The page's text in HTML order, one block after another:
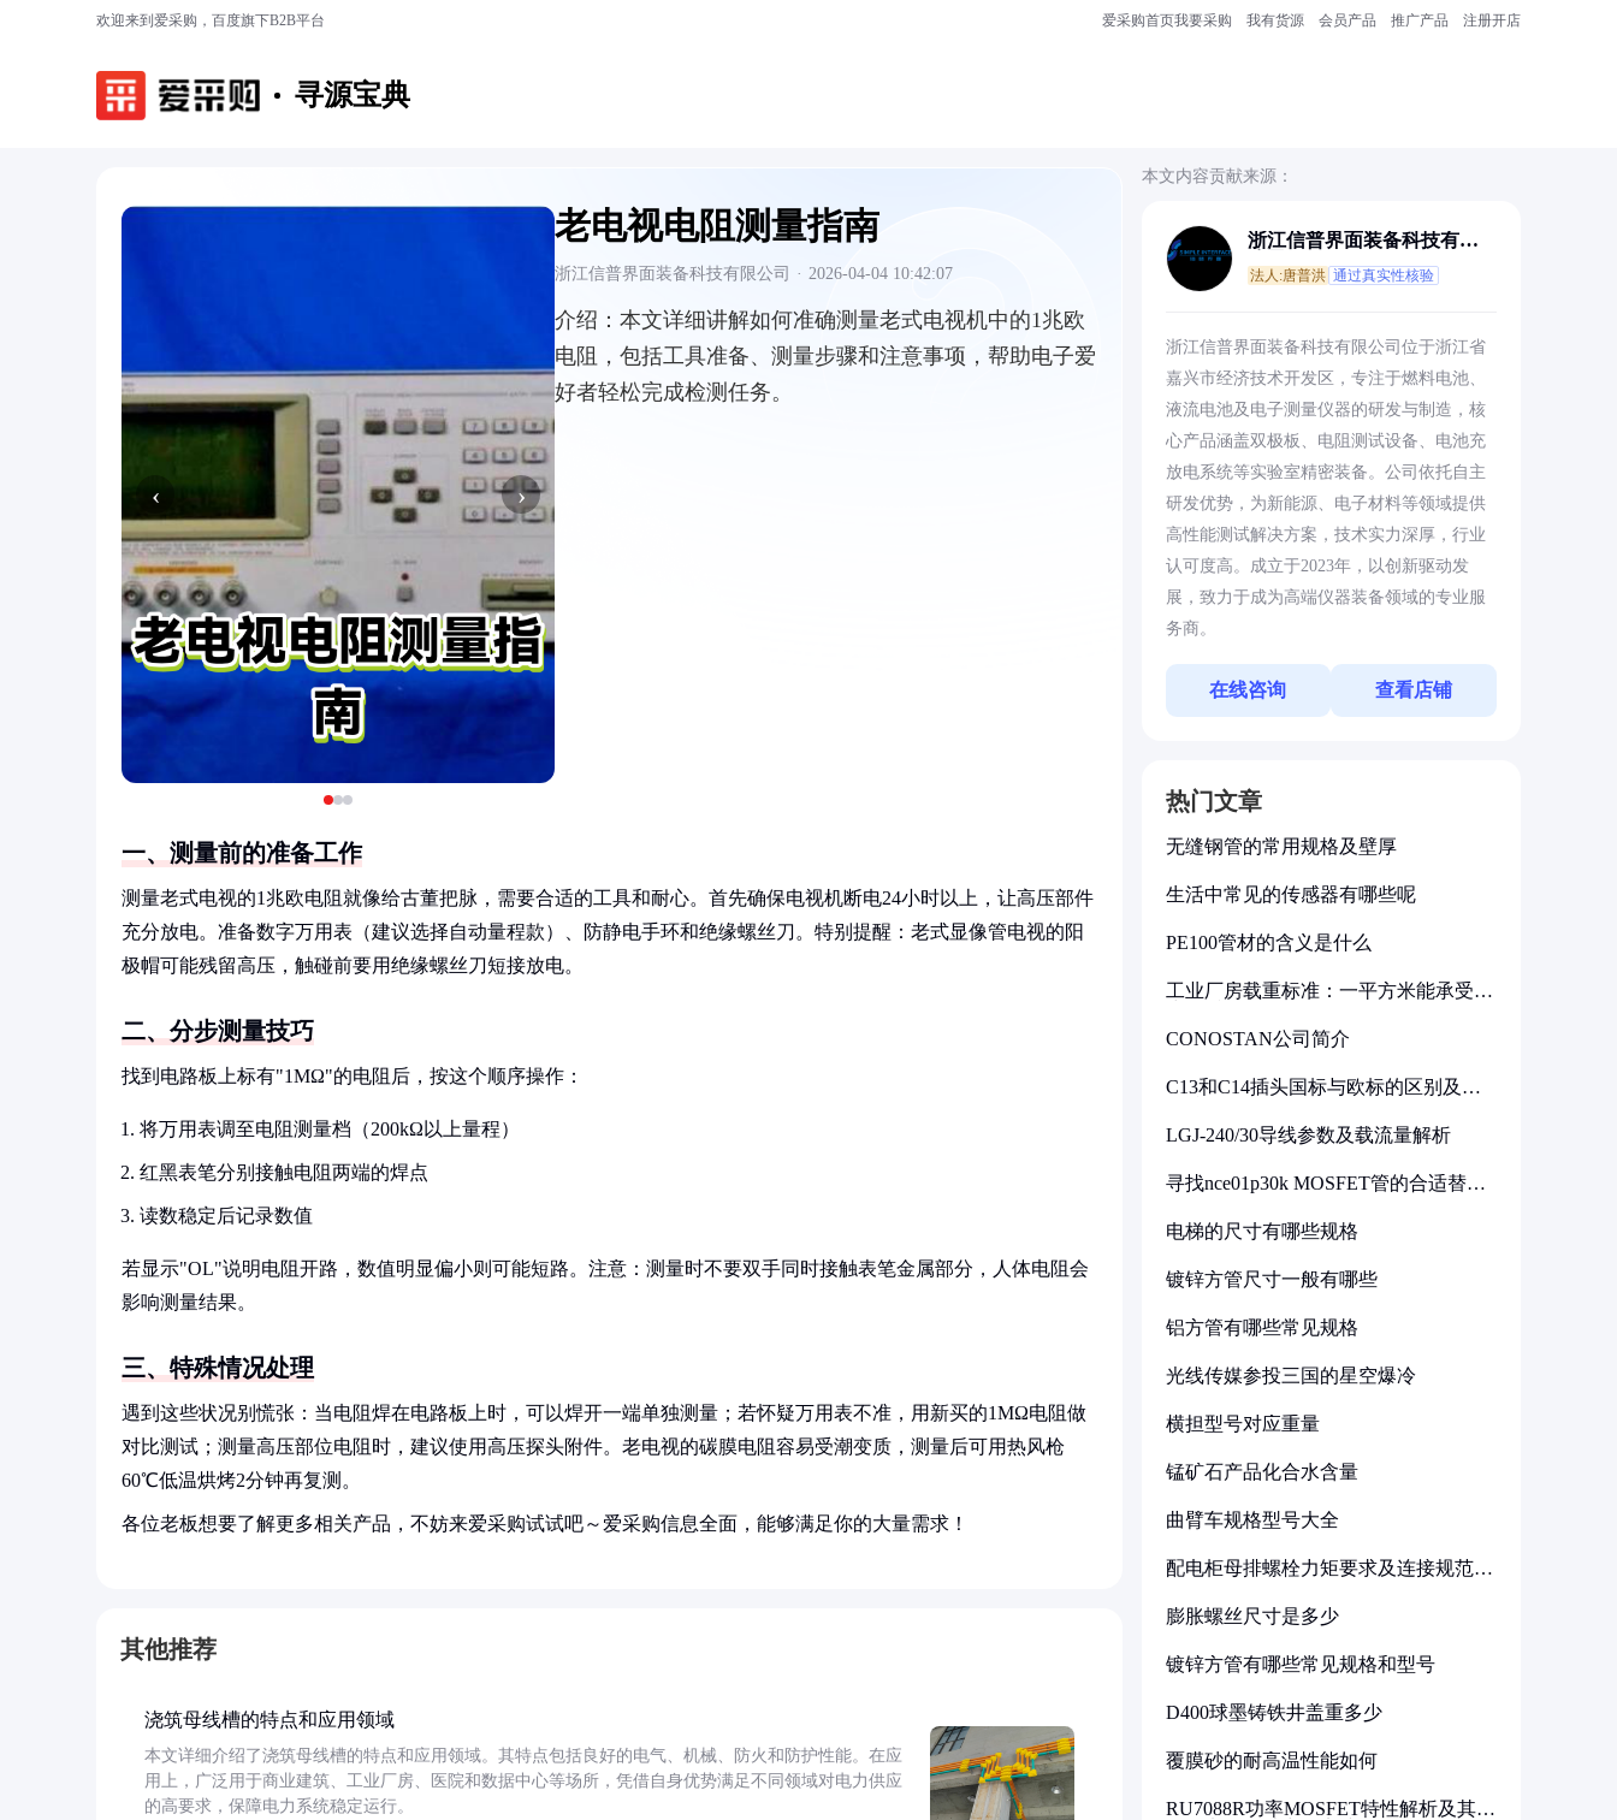
欢迎来到爱采购，百度旗下B2B平台 爱采购首页我要采购 我有货源 会员产品 推广产品 注册开店
寻源宝典
‹ ›
老电视电阻测量指南
浙江信普界面装备科技有限公司 · 2026-04-04 10:42:07
介绍： 本文详细讲解如何准确测量老式电视机中的1兆欧
电阻，包括工具准备、测量步骤和注意事项，帮助电子爱
好者轻松完成检测任务。
一、测量前的准备工作
测量老式电视的1兆欧电阻就像给古董把脉，需要合适的工具和耐心。首先确保电视机断电24小时以上，让高压部件
充分放电。准备数字万用表（建议选择自动量程款）、防静电手环和绝缘螺丝刀。特别提醒：老式显像管电视的阳
极帽可能残留高压，触碰前要用绝缘螺丝刀短接放电。
二、分步测量技巧
找到电路板上标有"1MΩ"的电阻后，按这个顺序操作：
将万用表调至电阻测量档（200kΩ以上量程）
红黑表笔分别接触电阻两端的焊点
读数稳定后记录数值
若显示"OL"说明电阻开路，数值明显偏小则可能短路。注意：测量时不要双手同时接触表笔金属部分，人体电阻会
影响测量结果。
三、特殊情况处理
遇到这些状况别慌张：当电阻焊在电路板上时，可以焊开一端单独测量；若怀疑万用表不准，用新买的1MΩ电阻做
对比测试；测量高压部位电阻时，建议使用高压探头附件。老电视的碳膜电阻容易受潮变质，测量后可用热风枪
60℃低温烘烤2分钟再复测。
各位老板想要了解更多相关产品，不妨来爱采购试试吧～爱采购信息全面，能够满足你的大量需求！
其他推荐
浇筑母线槽的特点和应用领域
本文详细介绍了浇筑母线槽的特点和应用领域。其特点包括良好的电气、机械、防火和防护性能。在应
用上，广泛用于商业建筑、工业厂房、医院和数据中心等场所，凭借自身优势满足不同领域对电力供应
的高要求，保障电力系统稳定运行。
本文内容贡献来源：
浙江信普界面装备科技有限
法人:唐普洪 通过真实性核验
浙江信普界面装备科技有限公司位于浙江省
嘉兴市经济技术开发区，专注于燃料电池、
液流电池及电子测量仪器的研发与制造，核
心产品涵盖双极板、电阻测试设备、电池充
放电系统等实验室精密装备。公司依托自主
研发优势，为新能源、电子材料等领域提供
高性能测试解决方案，技术实力深厚，行业
认可度高。成立于2023年，以创新驱动发
展，致力于成为高端仪器装备领域的专业服
务商。
在线咨询 查看店铺
热门文章
无缝钢管的常用规格及壁厚
生活中常见的传感器有哪些呢
PE100管材的含义是什么
工业厂房载重标准：一平方米能承受多
CONOSTAN公司简介
C13和C14插头国标与欧标的区别及其
LGJ-240/30导线参数及载流量解析
寻找nce01p30k MOSFET管的合适替代
电梯的尺寸有哪些规格
镀锌方管尺寸一般有哪些
铝方管有哪些常见规格
光线传媒参投三国的星空爆冷
横担型号对应重量
锰矿石产品化合水含量
曲臂车规格型号大全
配电柜母排螺栓力矩要求及连接规范详
膨胀螺丝尺寸是多少
镀锌方管有哪些常见规格和型号
D400球墨铸铁井盖重多少
覆膜砂的耐高温性能如何
RU7088R功率MOSFET特性解析及其在